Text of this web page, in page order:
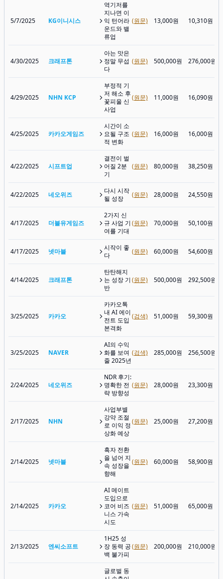
5/7/2025 KG이니시스
역기저를
지나면 이
익 턴어라
운드와 밸
류업
(원문) 13,000원 10,310원
4/30/2025 크래프톤
아는 맛은
정말 무섭
다
(원문) 500,000원 276,000원
4/29/2025 NHN KCP
부정적 기
저 해소 후
꽃피울 신
사업
(원문) 11,000원 16,090원
4/25/2025 카카오게임즈
시간이 소
요될 구조
적 변화
(원문) 16,000원 16,000원
4/22/2025 시프트업
결전이 벌
어질 2분
기
(원문) 80,000원 38,250원
4/22/2025 네오위즈
다시 시작
될 성장
(원문) 28,000원 24,550원
4/17/2025 더블유게임즈
2가지 신
규 사업 기
여를 기대
(원문) 70,000원 50,100원
4/17/2025 넷마블
시작이 좋
다
(원문) 60,000원 54,600원
4/14/2025 크래프톤
탄탄해지
는 성장 기
반
(원문) 500,000원 292,500원
3/25/2025 카카오
카카오톡
내 AI 에이
전트 도입
본격화
(검색) 51,000원 59,300원
3/25/2025 NAVER
AI의 수익
화를 보여
줄 2025년
(검색) 285,000원 256,500원
2/24/2025 네오위즈
NDR 후기:
명확한 전
략 방향성
(원문) 28,000원 23,300원
2/17/2025 NHN
사업부별
강약 조절
로 이익 정
상화 예상
(원문) 25,000원 27,200원
2/14/2025 넷마블
흑자 전환
을 넘어 지
속 성장을
향해
(원문) 60,000원 58,900원
2/14/2025 카카오
AI 메이트
도입으로
코어 비즈
니스 가속
시도
(원문) 51,000원 65,000원
2/13/2025 엔씨소프트
1H25 성
장 동력 공
백 불가피
(원문) 200,000원 210,000원
글로벌 동